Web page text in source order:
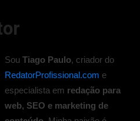
SouTiago Paulo, criador do
RedatorProfissional.com e
especialista em redação para
web, SEO e marketing de